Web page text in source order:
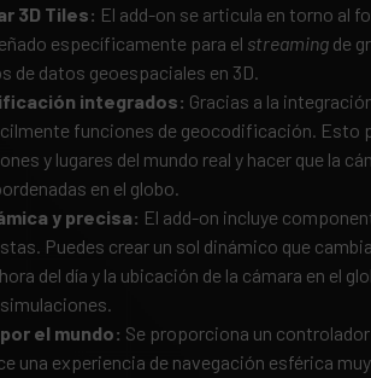
3D Tiles: El add-on se articula en torno al
específicamente para el streaming de
de datos geoespaciales en 3D.
integrados: Gracias a la
funciones de geocodificación. Esto
y lugares del mundo real y hacer que la
en el globo.
y precisa: El add-on incluye
Puedes crear un sol dinámico que
del día y la ubicación de la cámara en el
el mundo: Se proporciona un
una experiencia de navegación esférica